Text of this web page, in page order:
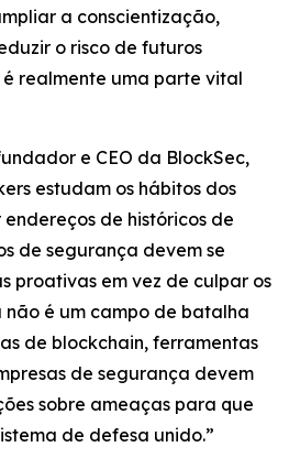
a conscientização,
o risco de futuros
realmente uma parte vital
e CEO da BlockSec,
estudam os hábitos dos
de históricos de
de segurança devem se
proativas em vez de culpar os
não é um campo de batalha
de blockchain, ferramentas
de segurança devem
sobre ameaças para que
de defesa unido.”